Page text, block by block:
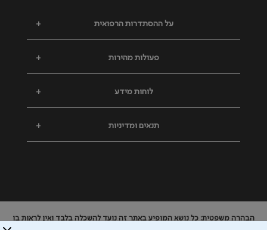
+ על ההסתדרות הרפואית
+ פעולות מהירות
+ לוחות מידע
+ תנאים ומדיניות
הבהרה משפטית: כל נושא המופיע באתר זה נועד להשכלה בלבד ואין לראות בו